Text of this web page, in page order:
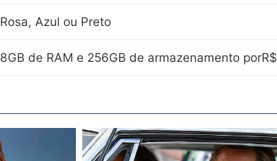
Rosa, Azul ou Preto
8GB de RAM e 256GB de armazenamento